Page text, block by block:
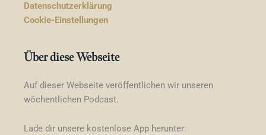
Datenschutzerklärung
Cookie-Einstellungen
Über diese Webseite
Auf dieser Webseite veröffentlichen wir unseren
wöchentlichen Podcast.
Lade dir unsere kostenlose App herunter: